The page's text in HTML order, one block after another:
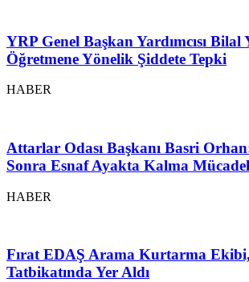
YRP Genel Başkan Yardımcısı Bilal
Öğretmene Yönelik Şiddete Tepki
HABER
Attarlar Odası Başkanı Basri
Sonra Esnaf Ayakta Kalma
HABER
Fırat EDAŞ Arama Kurtarma
Tatbikatında Yer Aldı